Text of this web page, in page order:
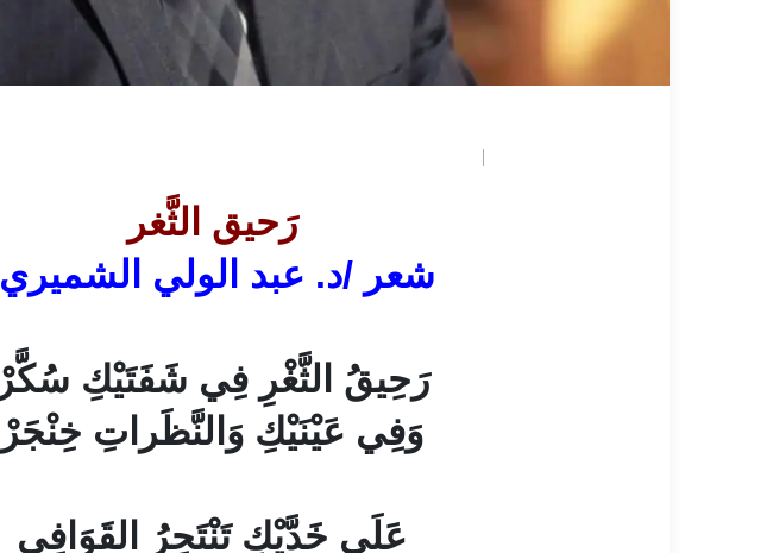
رَحيق الثَّغر
شعر /د. عبد الولي الشميري
رَحِيقُ الثَّغْرِ فِي شَفَتَيْكِ سُكَّرْ
وَفِي عَيْنَيْكِ وَالنَّظَراتِ خِنْجَرْ
عَلَى خَدَّيْكِ تَنْتَحِرُ القَوَافِي